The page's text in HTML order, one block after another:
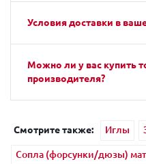
Условия доставки в
Можно ли у вас купить
производителя?
Смотрите также: Иглы
Сопла (форсунки/дюзы)